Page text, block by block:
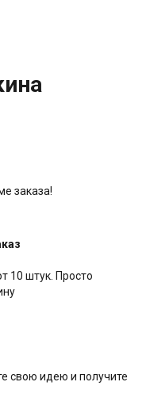
заказа!
10 штук. Просто
свою идею и получите